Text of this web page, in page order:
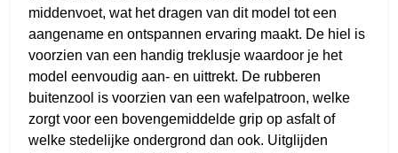
middenvoet, wat het dragen van dit model tot een
aangename en ontspannen ervaring maakt. De hiel is
voorzien van een handig treklusje waardoor je het
model eenvoudig aan- en uittrekt. De rubberen
buitenzool is voorzien van een wafelpatroon, welke
zorgt voor een bovengemiddelde grip op asfalt of
welke stedelijke ondergrond dan ook. Uitglijden